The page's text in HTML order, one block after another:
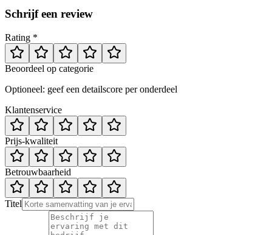
Schrijf een review
Rating *
Beoordeel op categorie
Optioneel: geef een detailscore per onderdeel
Klantenservice
Prijs-kwaliteit
Betrouwbaarheid
Titel